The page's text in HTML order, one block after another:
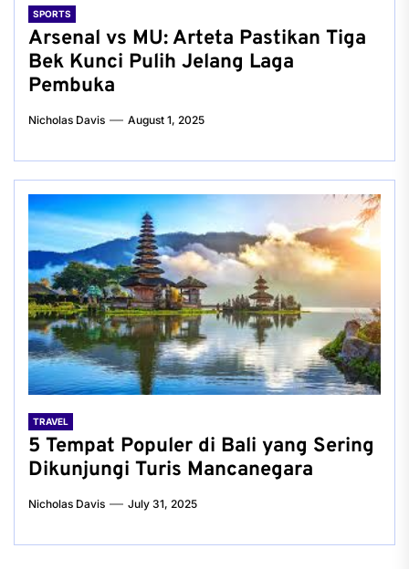
SPORTS
Arsenal vs MU: Arteta Pastikan Tiga
Bek Kunci Pulih Jelang Laga
Pembuka
Nicholas Davis August 1, 2025
TRAVEL
5 Tempat Populer di Bali yang Sering
Dikunjungi Turis Mancanegara
Nicholas Davis July 31, 2025